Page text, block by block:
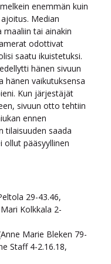
enemmän kuin
Median
tai ainakin
odottivat
saatu ikuistetuksi.
hänen sivuun
vaikutuksensa
Kun järjestäjät
sivuun otto tehtiin
ennen
tilaisuuden saada
ollut pääsyyllinen
29-43.46,
Kolkkala 2-
Marie Bleken 79-
Staff 4-2.16.18,